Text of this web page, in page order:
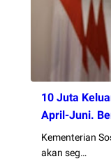
10 Juta
April-Juni.
Kementerian
akan seg…